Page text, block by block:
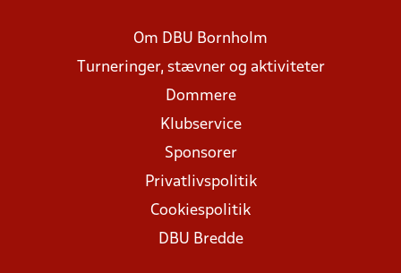
Om DBU Bornholm
Turneringer, stævner og aktiviteter
Dommere
Klubservice
Sponsorer
Privatlivspolitik
Cookiespolitik
DBU Bredde